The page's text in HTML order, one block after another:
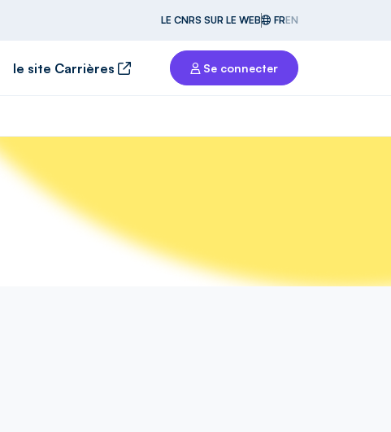
LE CNRS SUR LE WEB FREN
le site Carrières Se connecter